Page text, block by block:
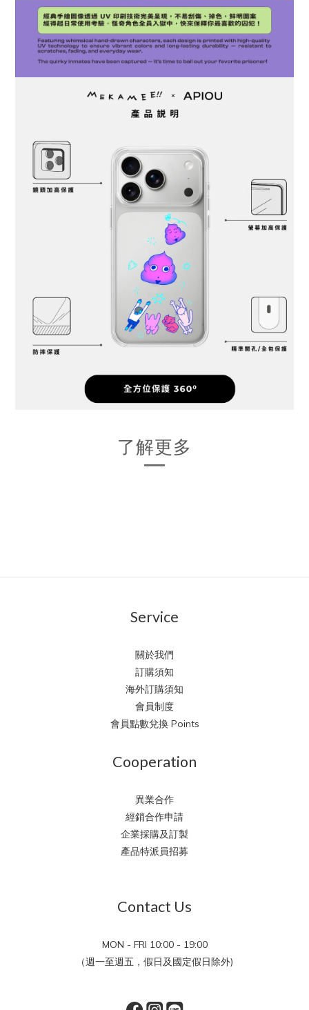
了解更多
Service
關於我們
訂購須知
海外訂購須知
會員制度
會員點數兌換 Points
Cooperation
異業合作
經銷合作申請
企業採購及訂製
產品特派員招募
Contact Us
MON - FRI 10:00 - 19:00
（週一至週五，假日及國定假日除外)